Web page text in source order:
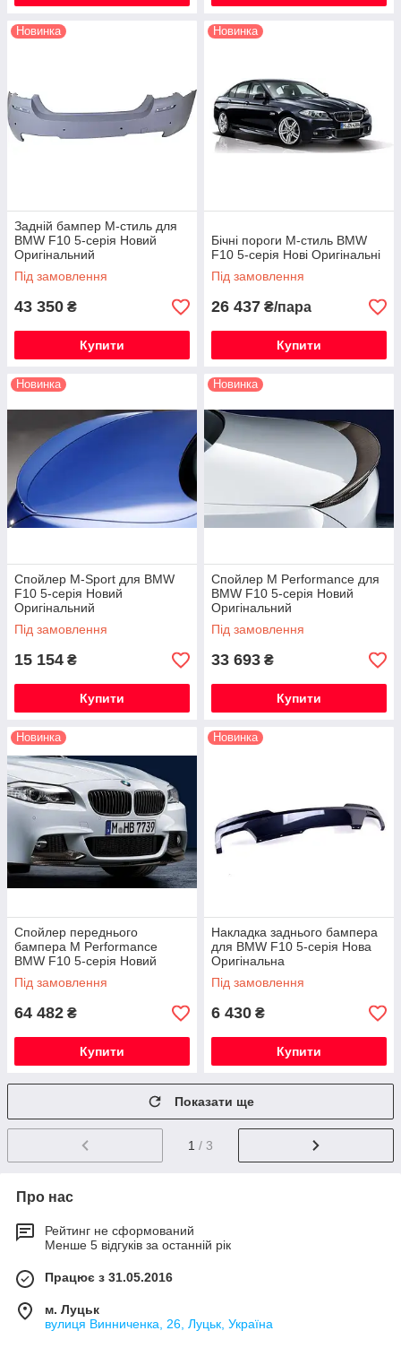
Новинка
Задній бампер М-стиль для
BMW F10 5-серія Новий
Оригінальний
Під замовлення
43 350 ₴
Купити
Новинка
Бічні пороги М-стиль BMW
F10 5-серія Нові Оригінальні
Під замовлення
26 437 ₴/пара
Купити
Новинка
Спойлер M-Sport для BMW
F10 5-серія Новий
Оригінальний
Під замовлення
15 154 ₴
Купити
Новинка
Спойлер M Performance для
BMW F10 5-серія Новий
Оригінальний
Під замовлення
33 693 ₴
Купити
Новинка
Спойлер переднього
бампера M Performance
BMW F10 5-серія Новий
Оригінальний
Під замовлення
64 482 ₴
Купити
Новинка
Накладка заднього бампера
для BMW F10 5-серія Нова
Оригінальна
Під замовлення
6 430 ₴
Купити
Показати ще
1 / 3
Про нас
Рейтинг не сформований
Менше 5 відгуків за останній рік
Працює з 31.05.2016
м. Луцьк
вулиця Винниченка, 26, Луцьк, Україна